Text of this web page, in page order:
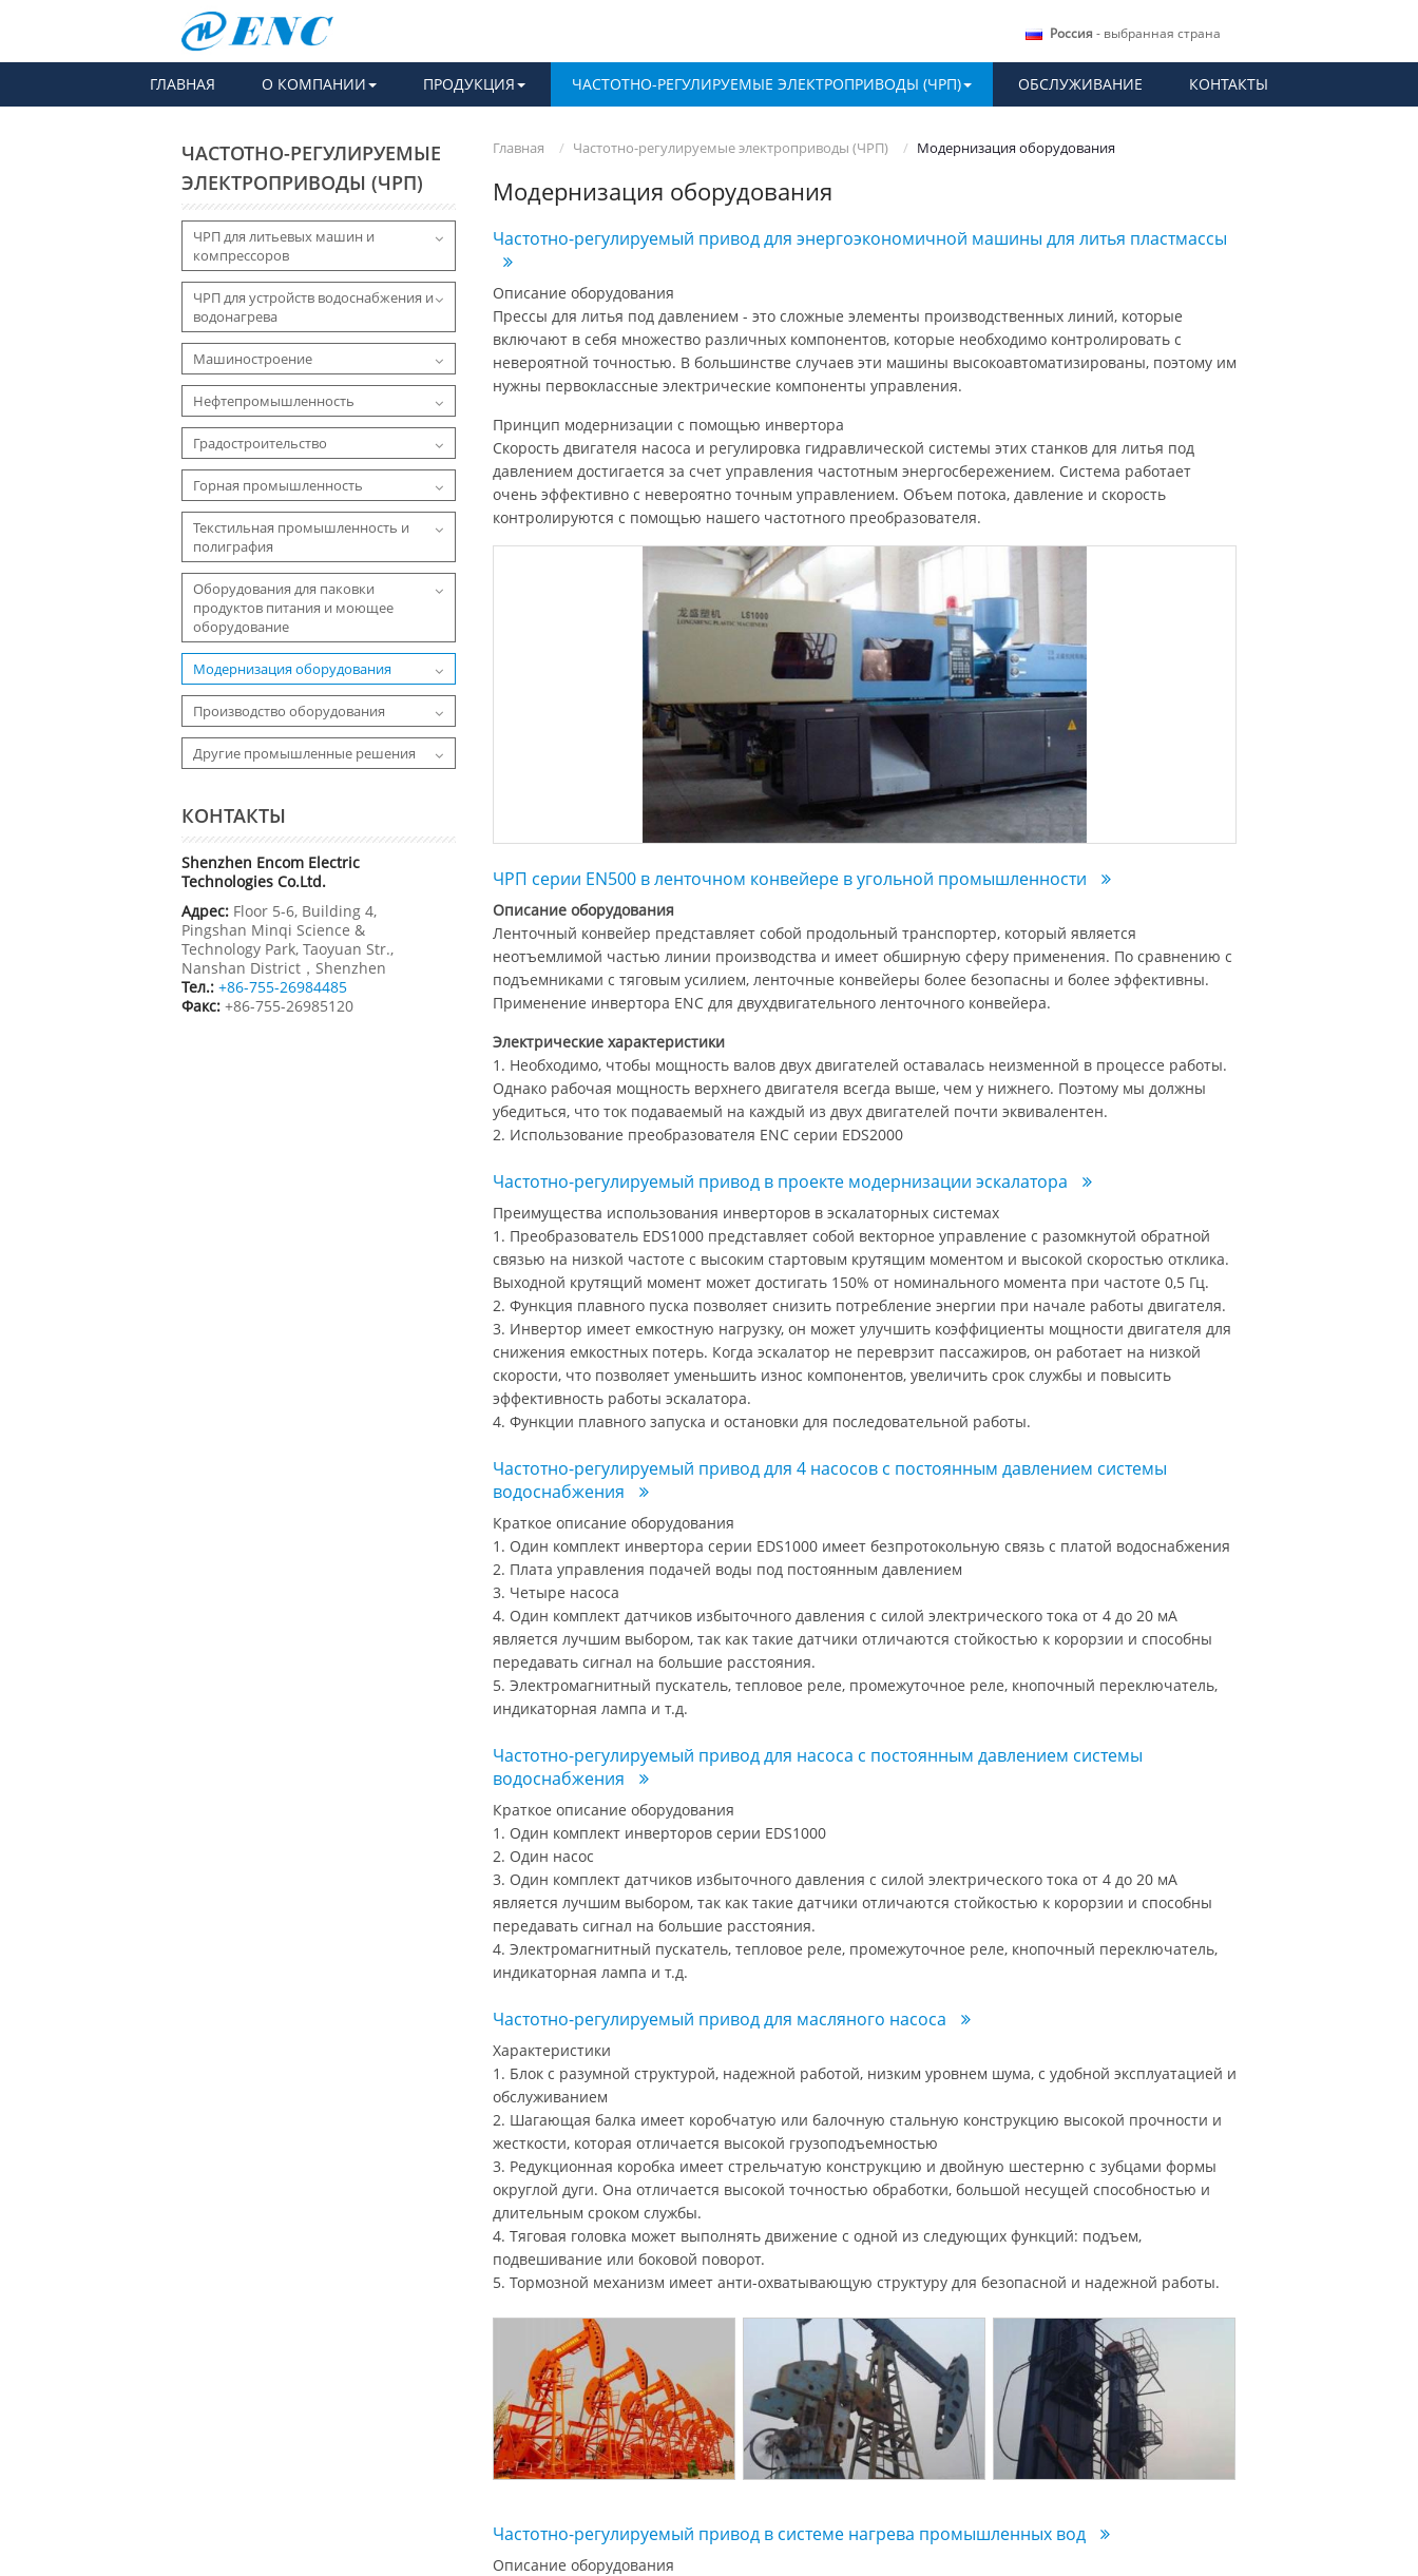
Россия - выбранная страна
ГЛАВНАЯ О КОМПАНИИ ПРОДУКЦИЯ ЧАСТОТНО-РЕГУЛИРУЕМЫЕ ЭЛЕКТРОПРИВОДЫ (ЧРП) ОБСЛУЖИВАНИЕ КОНТАКТЫ
Главная Частотно-регулируемые электроприводы (ЧРП) Модернизация оборудования
Модернизация оборудования
Частотно-регулируемый привод для энергоэкономичной машины для литья пластмассы
Описание оборудования
Прессы для литья под давлением - это сложные элементы производственных линий, которые
включают в себя множество различных компонентов, которые необходимо контролировать с
невероятной точностью. В большинстве случаев эти машины высокоавтоматизированы, поэтому им
нужны первоклассные электрические компоненты управления.
Принцип модернизации с помощью инвертора
Скорость двигателя насоса и регулировка гидравлической системы этих станков для литья под
давлением достигается за счет управления частотным энергосбережением. Система работает
очень эффективно с невероятно точным управлением. Объем потока, давление и скорость
контролируются с помощью нашего частотного преобразователя.
ЧРП серии EN500 в ленточном конвейере в угольной промышленности
Описание оборудования
Ленточный конвейер представляет собой продольный транспортер, который является
неотъемлимой частью линии производства и имеет обширную сферу применения. По сравнению с
подъемниками с тяговым усилием, ленточные конвейеры более безопасны и более эффективны.
Применение инвертора ENC для двухдвигательного ленточного конвейера.
Электрические характеристики
1. Необходимо, чтобы мощность валов двух двигателей оставалась неизменной в процессе работы.
Однако рабочая мощность верхнего двигателя всегда выше, чем у нижнего. Поэтому мы должны
убедиться, что ток подаваемый на каждый из двух двигателей почти эквивалентен.
2. Использование преобразователя ENC серии EDS2000
Частотно-регулируемый привод в проекте модернизации эскалатора
Преимущества использования инверторов в эскалаторных системах
1. Преобразователь EDS1000 представляет собой векторное управление с разомкнутой обратной
связью на низкой частоте с высоким стартовым крутящим моментом и высокой скоростью отклика.
Выходной крутящий момент может достигать 150% от номинального момента при частоте 0,5 Гц.
2. Функция плавного пуска позволяет снизить потребление энергии при начале работы двигателя.
3. Инвертор имеет емкостную нагрузку, он может улучшить коэффициенты мощности двигателя для
снижения емкостных потерь. Когда эскалатор не переврзит пассажиров, он работает на низкой
скорости, что позволяет уменьшить износ компонентов, увеличить срок службы и повысить
эффективность работы эскалатора.
4. Функции плавного запуска и остановки для последовательной работы.
Частотно-регулируемый привод для 4 насосов с постоянным давлением системы
водоснабжения
Краткое описание оборудования
1. Один комплект инвертора серии EDS1000 имеет безпротокольную связь с платой водоснабжения
2. Плата управления подачей воды под постоянным давлением
3. Четыре насоса
4. Один комплект датчиков избыточного давления с силой электрического тока от 4 до 20 мА
является лучшим выбором, так как такие датчики отличаются стойкостью к корорзии и способны
передавать сигнал на большие расстояния.
5. Электромагнитный пускатель, тепловое реле, промежуточное реле, кнопочный переключатель,
индикаторная лампа и т.д.
Частотно-регулируемый привод для насоса с постоянным давлением системы
водоснабжения
Краткое описание оборудования
1. Один комплект инверторов серии EDS1000
2. Один насос
3. Один комплект датчиков избыточного давления с силой электрического тока от 4 до 20 мА
является лучшим выбором, так как такие датчики отличаются стойкостью к корорзии и способны
передавать сигнал на большие расстояния.
4. Электромагнитный пускатель, тепловое реле, промежуточное реле, кнопочный переключатель,
индикаторная лампа и т.д.
Частотно-регулируемый привод для масляного насоса
Характеристики
1. Блок с разумной структурой, надежной работой, низким уровнем шума, с удобной эксплуатацией и
обслуживанием
2. Шагающая балка имеет коробчатую или балочную стальную конструкцию высокой прочности и
жесткости, которая отличается высокой грузоподъемностью
3. Редукционная коробка имеет стрельчатую конструкцию и двойную шестерню с зубцами формы
округлой дуги. Она отличается высокой точностью обработки, большой несущей способностью и
длительным сроком службы.
4. Тяговая головка может выполнять движение с одной из следующих функций: подъем,
подвешивание или боковой поворот.
5. Тормозной механизм имеет анти-охватывающую структуру для безопасной и надежной работы.
Частотно-регулируемый привод в системе нагрева промышленных вод
Описание оборудования
ЧАСТОТНО-РЕГУЛИРУЕМЫЕ
ЭЛЕКТРОПРИВОДЫ (ЧРП)
ЧРП для литьевых машин и
компрессоров
ЧРП для устройств водоснабжения и
водонагрева
Машиностроение
Нефтепромышленность
Градостроительство
Горная промышленность
Текстильная промышленность и
полиграфия
Оборудования для паковки
продуктов питания и моющее
оборудование
Модернизация оборудования
Производство оборудования
Другие промышленные решения
КОНТАКТЫ
Shenzhen Encom Electric
Technologies Co.Ltd.
Адрес: Floor 5-6, Building 4,
Pingshan Minqi Science &
Technology Park, Taoyuan Str.,
Nanshan District，Shenzhen
Тел.: +86-755-26984485
Факс: +86-755-26985120